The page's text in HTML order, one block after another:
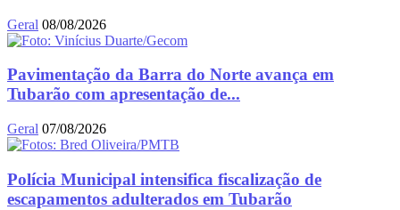
Geral 08/08/2026
Pavimentação da Barra do Norte avança em
Tubarão com apresentação de...
Geral 07/08/2026
Polícia Municipal intensifica fiscalização de
escapamentos adulterados em Tubarão